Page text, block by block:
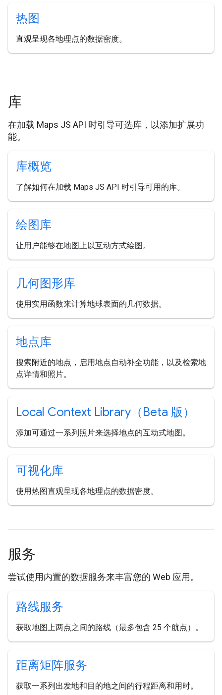
热图
直观呈现各地理点的数据密度。
库
在加载 Maps JS API 时引导可选库，以添加扩展功
能。
库概览
了解如何在加载 Maps JS API 时引导可用的库。
绘图库
让用户能够在地图上以互动方式绘图。
几何图形库
使用实用函数来计算地球表面的几何数据。
地点库
搜索附近的地点，启用地点自动补全功能，以及检索地
点详情和照片。
Local Context Library（Beta 版）
添加可通过一系列照片来选择地点的互动式地图。
可视化库
使用热图直观呈现各地理点的数据密度。
服务
尝试使用内置的数据服务来丰富您的 Web 应用。
路线服务
获取地图上两点之间的路线（最多包含 25 个航点）。
距离矩阵服务
获取一系列出发地和目的地之间的行程距离和用时。